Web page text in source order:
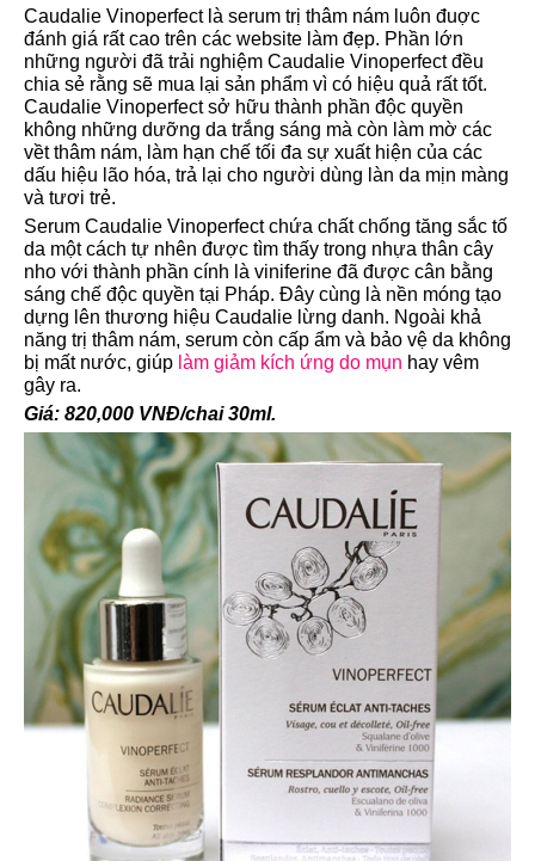
Caudalie Vinoperfect là serum trị thâm nám luôn đuợc
đánh giá rất cao trên các website làm đẹp. Phần lớn
những người đã trải nghiệm Caudalie Vinoperfect đều
chia sẻ rằng sẽ mua lại sản phẩm vì có hiệu quả rất tốt.
Caudalie Vinoperfect sở hữu thành phần độc quyền
không những dưỡng da trắng sáng mà còn làm mờ các
vềt thâm nám, làm hạn chế tối đa sự xuất hiện của các
dấu hiệu lão hóa, trả lại cho người dùng làn da mịn màng
và tươi trẻ.
Serum Caudalie Vinoperfect chứa chất chống tăng sắc tố
da một cách tự nhên được tìm thấy trong nhựa thân cây
nho với thành phần cính là viniferine đã được cân bằng
sáng chế độc quyền tại Pháp. Đây cùng là nền móng tạo
dựng lên thương hiệu Caudalie lừng danh. Ngoài khả
năng trị thâm nám, serum còn cấp ẩm và bảo vệ da không
bị mất nước, giúp làm giảm kích ứng do mụn hay vêm
gây ra.
Giá: 820,000 VNĐ/chai 30ml.